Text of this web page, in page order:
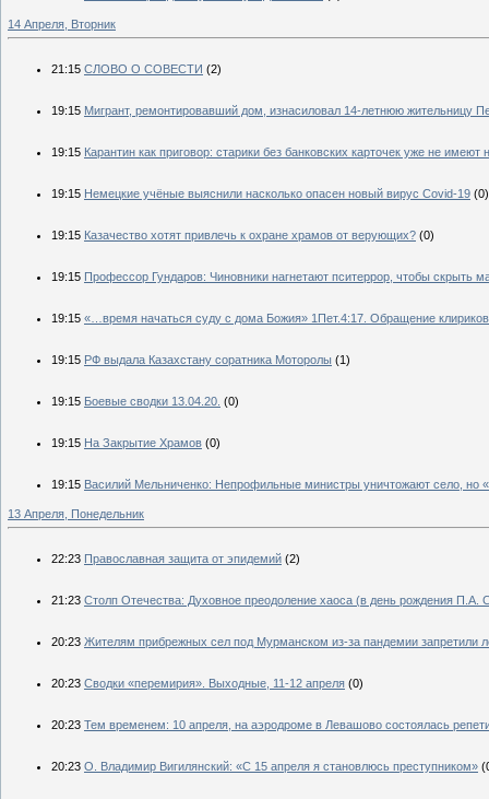
14 Апреля, Вторник
21:15 СЛОВО О СОВЕСТИ (2)
19:15 Мигрант, ремонтировавший дом, изнасиловал 14-летнюю жительницу
19:15 Карантин как приговор: старики без банковских карточек уже не имеют
19:15 Немецкие учёные выяснили насколько опасен новый вирус Covid-19 (0)
19:15 Казачество хотят привлечь к охране храмов от верующих? (0)
19:15 Профессор Гундаров: Чиновники нагнетают пситеррор, чтобы скрыть
19:15 «…время начаться суду с дома Божия» 1Пет.4:17. Обращение
19:15 РФ выдала Казахстану соратника Моторолы (1)
19:15 Боевые сводки 13.04.20. (0)
19:15 На Закрытие Храмов (0)
19:15 Василий Мельниченко: Непрофильные министры уничтожают село, но
13 Апреля, Понедельник
22:23 Православная защита от эпидемий (2)
21:23 Столп Отечества: Духовное преодоление хаоса (в день рождения П.А.
20:23 Жителям прибрежных сел под Мурманском из-за пандемии запретили
20:23 Сводки «перемирия». Выходные, 11-12 апреля (0)
20:23 Тем временем: 10 апреля, на аэродроме в Левашово состоялась
20:23 О. Владимир Вигилянский: «С 15 апреля я становлюсь преступником»